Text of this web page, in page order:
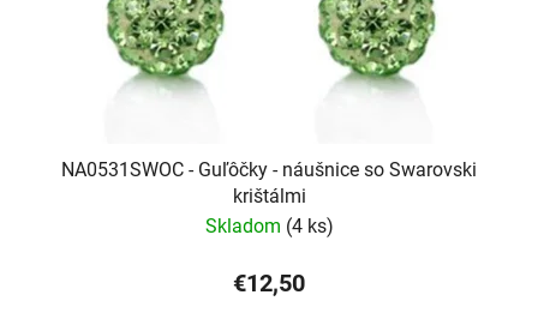
NA0531SWOC - Guľôčky - náušnice so Swarovski
krištálmi
Skladom (4 ks)
€12,50